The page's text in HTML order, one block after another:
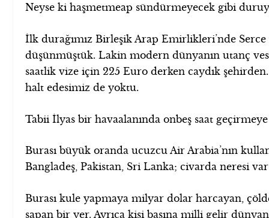
Neyse ki haşmetmeap sündürmeyecek gibi
İlk durağımız Birleşik Arap Emirlikleri’nde
düşünmüştük. Lakin modern dünyanın utanç
saatlik vize için 225 Euro derken caydık
halt edesimiz de yoktu.
Tabii İlyas bir havaalanında onbeş saat
Burası büyük oranda ucuzcu Air Arabia’nın
Bangladeş, Pakistan, Sri Lanka; civarda neresi
Burası kule yapmaya milyar dolar harcayan,
sapan bir yer. Ayrıca kişi başına milli gelir